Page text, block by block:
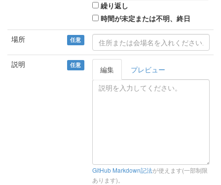
繰り返し
時間が未定または不明、終日
場所 任意
説明 任意 編集 プレビュー
GitHub Markdown記法が使えます(一部制限
あります)。